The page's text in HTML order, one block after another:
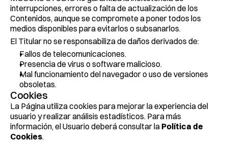
interrupciones, errores o falta de actualización de los
Contenidos, aunque se compromete a poner todos los
medios disponibles para evitarlos o subsanarlos.
El Titular no se responsabiliza de daños derivados de:
Fallos de telecomunicaciones.
Presencia de virus o software malicioso.
Mal funcionamiento del navegador o uso de versiones
obsoletas.
Cookies
La Página utiliza cookies para mejorar la experiencia del
usuario y realizar análisis estadísticos. Para más
información, el Usuario deberá consultar la Política de
Cookies.